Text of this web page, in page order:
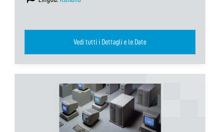
Vedi tutti i Dettagli e le Date